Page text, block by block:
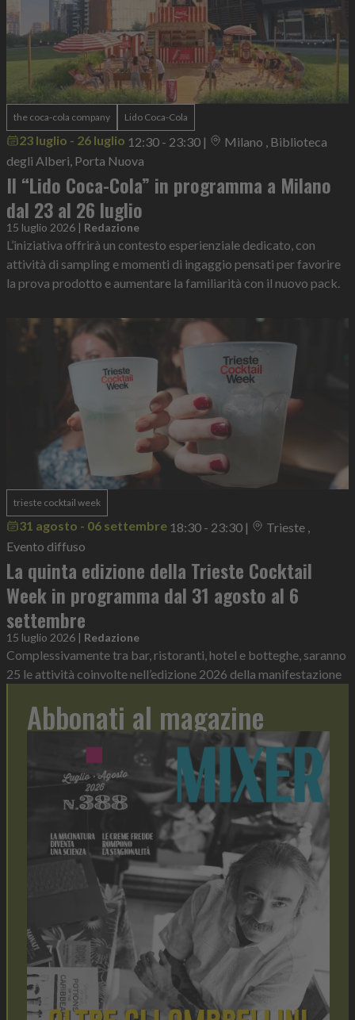
the coca-cola company Lido Coca-Cola
23 luglio - 26 luglio 12:30 - 23:30 |
Milano , Biblioteca
degli Alberi, Porta Nuova
Il “Lido Coca-Cola” in programma a Milano
dal 23 al 26 luglio
15 luglio 2026 | Redazione
L’iniziativa offrirà un contesto esperienziale dedicato, con
attività di sampling e momenti di ingaggio pensati per favorire
la prova prodotto e aumentare la familiarità con il nuovo pack.
trieste cocktail week
31 agosto - 06 settembre 18:30 - 23:30 |
Trieste ,
Evento diffuso
La quinta edizione della Trieste Cocktail
Week in programma dal 31 agosto al 6
settembre
15 luglio 2026 | Redazione
Complessivamente tra bar, ristoranti, hotel e botteghe, saranno
25 le attività coinvolte nell’edizione 2026 della manifestazione
Abbonati al magazine